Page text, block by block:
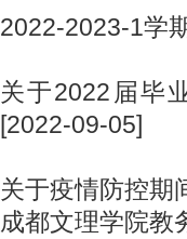
2022-2023-1学
关于2022届毕
[2022-09-05]
关于疫情防控期
成都文理学院教